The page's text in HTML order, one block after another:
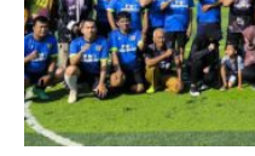
Hakim Sebut Saksi
Angkutan Bawang